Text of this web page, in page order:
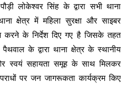
e
gr
a
m
लोकेश्वर सिंह के द्वारा सभी थाना
क्षेत्र में महिला सुरक्षा और साइबर
करने के निर्देश दिए गए है जिसके तहत
के द्वारा थाना क्षेत्र के स्थानीय
स्वयं सहायता समूह के साथ मिलकर
पर जन जागरूकता कार्यक्रम किए